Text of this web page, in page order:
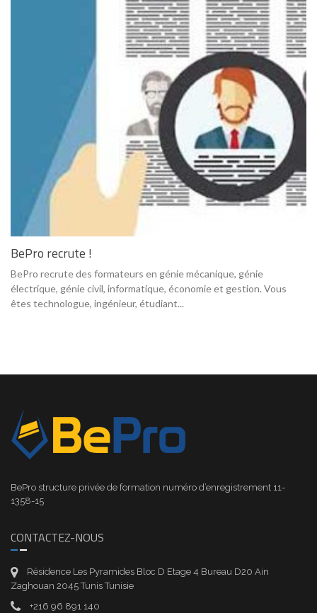
BePro recrute !
BePro recrute des formateurs en génie mécanique, génie
électrique, génie civil, informatique, économie et gestion. Vous
êtes technologue, ingénieur, étudiant...
BePro structure privée de formation numéro d’enregistrement 11-
1358-15
CONTACTEZ-NOUS
Résidence Les Pyramides Bloc D Etage 4 Bureau D20 Ain
Zaghouan 2045 Tunis Tunisie
+216 96 891 140